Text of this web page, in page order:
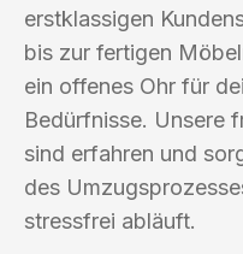
erstklassigen
bis zur fertigen
ein offenes Ohr für
Bedürfnisse. Unsere
sind erfahren und
des
stressfrei abläuft.